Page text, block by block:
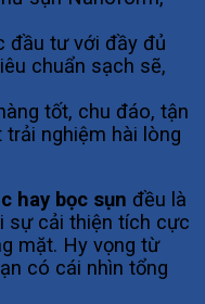
đầu tư với đầy đủ
chuẩn sạch sẽ,
tốt, chu đáo, tận
nghiệm hài lòng
hay bọc sụn đều là
sự cải thiện tích cực
mặt. Hy vọng từ
có cái nhìn tổng